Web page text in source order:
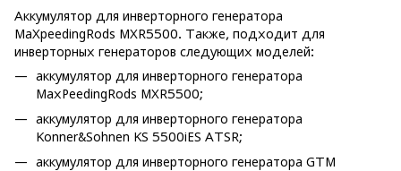
Аккумулятор для инверторного генератора
MaXpeedingRods MXR5500. Также, подходит для
инверторных генераторов следующих моделей:
аккумулятор для инверторного генератора
MaxPeedingRods MXR5500;
аккумулятор для инверторного генератора
Konner&Sohnen KS 5500iES ATSR;
аккумулятор для инверторного генератора GTM